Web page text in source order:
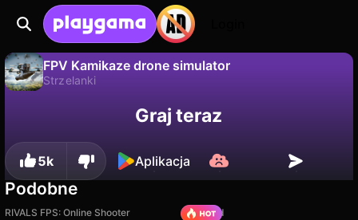
FPV Kamikaze drone simulator
Strzelanki
Zapisz postępy! Nie
Graj teraz
5k Aplikacja
Podobne
RIVALS FPS: Online Shooter
TB World